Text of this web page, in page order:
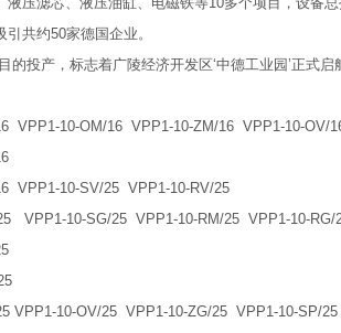
共约50家德国企业。
的投产，标志着广陵经济开发区‘中德工业园’正式
VPP1-10-OM/16 VPP1-10-ZM/16 VPP1-10-OV/
VPP1-10-SV/25 VPP1-10-RV/25
VPP1-10-SG/25 VPP1-10-RM/25 VPP1-10-RG/
VPP1-10-OV/25 VPP1-10-ZG/25 VPP1-10-SP/